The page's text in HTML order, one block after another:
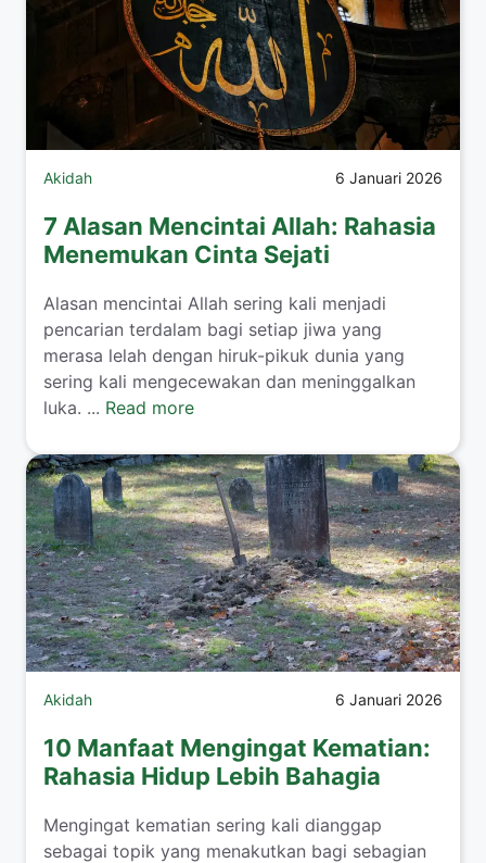
Akidah 6 Januari 2026
7 Alasan Mencintai Allah: Rahasia
Menemukan Cinta Sejati
Alasan mencintai Allah sering kali menjadi
pencarian terdalam bagi setiap jiwa yang
merasa lelah dengan hiruk-pikuk dunia yang
sering kali mengecewakan dan meninggalkan
luka. ... Read more
Akidah 6 Januari 2026
10 Manfaat Mengingat Kematian:
Rahasia Hidup Lebih Bahagia
Mengingat kematian sering kali dianggap
sebagai topik yang menakutkan bagi sebagian